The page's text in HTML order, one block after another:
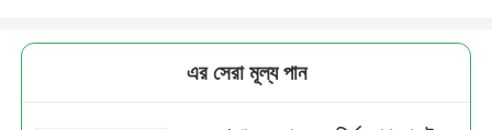
এর সেরা মূল্য পান